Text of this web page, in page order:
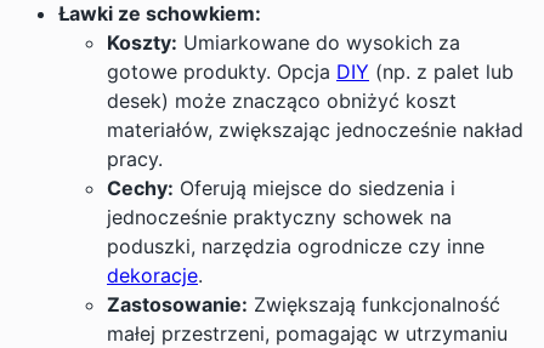
Ławki ze schowkiem:
Koszty: Umiarkowane do wysokich za
gotowe produkty. Opcja DIY (np. z palet lub
desek) może znacząco obniżyć koszt
materiałów, zwiększając jednocześnie nakład
pracy.
Cechy: Oferują miejsce do siedzenia i
jednocześnie praktyczny schowek na
poduszki, narzędzia ogrodnicze czy inne
dekoracje.
Zastosowanie: Zwiększają funkcjonalność
małej przestrzeni, pomagając w utrzymaniu